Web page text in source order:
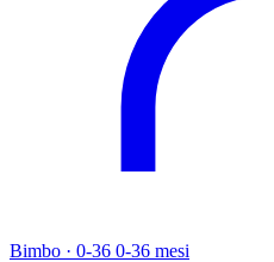
Bimbo · 0-36 0-36 mesi